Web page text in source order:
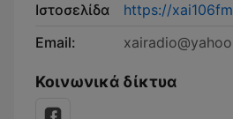
Ιστοσελίδα
https://
Email:
Κοινωνικά δίκτυα